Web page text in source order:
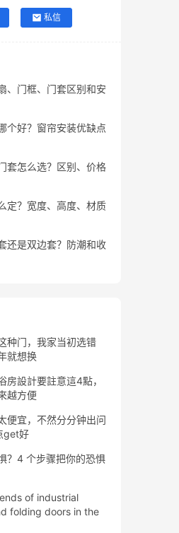
私信
、门框、门套区别和安
个好？窗帘安装优缺点
套怎么选？区别、价格
定？宽度、高度、材质
还是双边套？防潮和收
种门，我家当初选错
就想换
房設計要註意這4點，
越方便
便宜，不然分分钟出问
get好
？4 个步骤把你的恐惧
of industrial
folding doors in the